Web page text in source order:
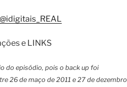
@idigitais_REAL
e LINKS
do episódio, pois o back up foi
26 de maço de 2011 e 27 de dezembro